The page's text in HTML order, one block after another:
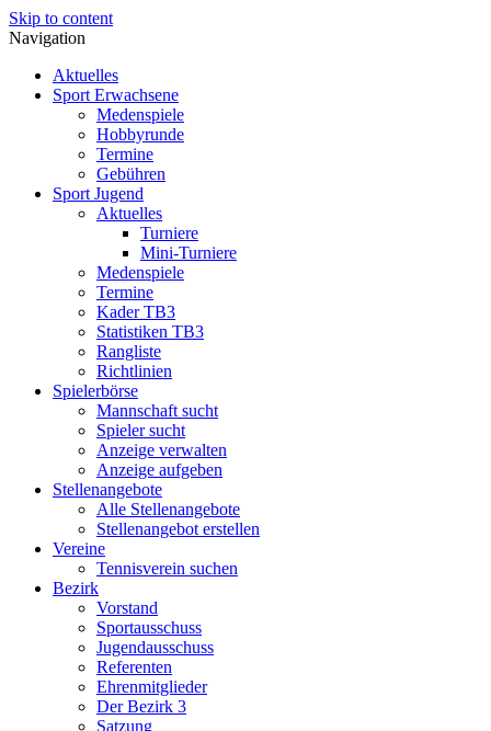
Skip to content
Navigation
Aktuelles
Sport Erwachsene
Medenspiele
Hobbyrunde
Termine
Gebühren
Sport Jugend
Aktuelles
Turniere
Mini-Turniere
Medenspiele
Termine
Kader TB3
Statistiken TB3
Rangliste
Richtlinien
Spielerbörse
Mannschaft sucht
Spieler sucht
Anzeige verwalten
Anzeige aufgeben
Stellenangebote
Alle Stellenangebote
Stellenangebot erstellen
Vereine
Tennisverein suchen
Bezirk
Vorstand
Sportausschuss
Jugendausschuss
Referenten
Ehrenmitglieder
Der Bezirk 3
Satzung